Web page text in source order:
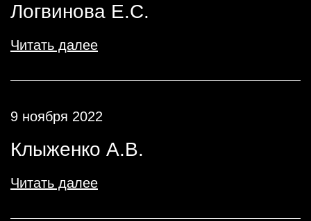
Логвинова Е.С.
Читать далее
9 ноября 2022
Клыженко А.В.
Читать далее